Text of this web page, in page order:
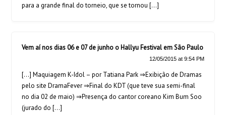
para a grande final do torneio, que se tornou […]
Vem aí nos dias 06 e 07 de junho o Hallyu Festival em São Paulo
12/05/2015 at 9:54 PM
[…] Maquiagem K-Idol – por Tatiana Park ⇒Exibição de Dramas
pelo site DramaFever ⇒Final do KDT (que teve sua semi-final
no dia 02 de maio) ⇒Presença do cantor coreano Kim Bum Soo
(jurado do […]